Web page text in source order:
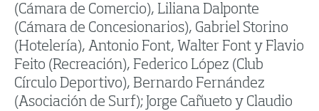
(Cámara de Comercio), Liliana Dalponte
(Cámara de Concesionarios), Gabriel Storino
(Hotelería), Antonio Font, Walter Font y Flavio
Feito (Recreación), Federico López (Club
Círculo Deportivo), Bernardo Fernández
(Asociación de Surf); Jorge Cañueto y Claudio